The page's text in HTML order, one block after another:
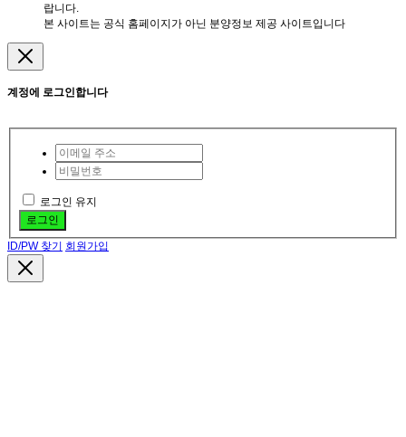
랍니다.
본 사이트는 공식 홈페이지가 아닌 분양정보 제공 사이트입니다
계정에 로그인합니다
로그인 유지
로그인
ID/PW 찾기 회원가입